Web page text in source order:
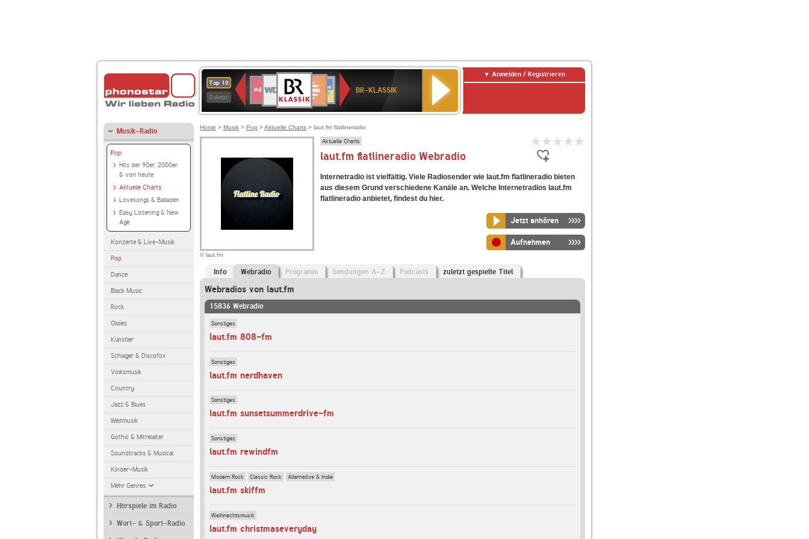
Top 10
Zuletzt
Deutschlandfunk
80er
90er
OLDIE
ANTENNE
4
BR-
KLASSIK
Deutschlandfunk
Kultur
ANTENNE
BAYERN
SWR
Kultur
NDR
2
BR-KLASSIK
Anmelden / Registrieren
Musik-Radio
Pop
Hits der 90er, 2000er
& von heute
Aktuelle Charts
Lovesongs & Balladen
Easy Listening & New
Age
Konzerte & Live-Musik
Pop
Dance
Black Music
Rock
Oldies
Künstler
Schlager & Discofox
Volksmusik
Country
Jazz & Blues
Weltmusik
Gothic & Mittelalter
Soundtracks & Musical
Kinder-Musik
Mehr Genres
Hörspiele im Radio
Wort- & Sport-Radio
Home > Musik > Pop >Aktuelle Charts > laut.fm flatlineradio
© laut.fm
Aktuelle Charts
laut.fm flatlineradio Webradio
Internetradio ist vielfältig. Viele Radiosender wie laut.fm flatlineradio bieten
aus diesem Grund verschiedene Kanäle an. Welche Internetradios laut.fm
flatlineradio anbietet, findest du hier.
Jetzt anhören
Aufnehmen
Info Webradio Programm Sendungen A-Z Podcasts zuletzt gespielte Titel
Webradios von laut.fm
15836 Webradio
Sonstiges
laut.fm 808-fm
Sonstiges
laut.fm nerdhaven
Sonstiges
laut.fm sunsetsummerdrive-fm
Sonstiges
laut.fm rewindfm
Modern Rock Classic Rock Alternative & Indie
laut.fm skiffm
Weihnachtsmusik
laut.fm christmaseveryday